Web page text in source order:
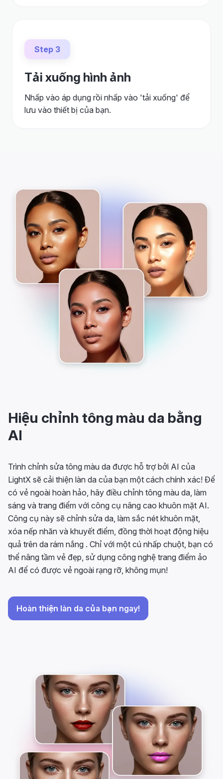
Step 3
Tải xuống hình ảnh
Nhấp vào áp dụng rồi nhấp vào 'tải xuống' để
lưu vào thiết bị của bạn.
Hiệu chỉnh tông màu da bằng
AI
Trình chỉnh sửa tông màu da được hỗ trợ bởi AI của
LightX sẽ cải thiện làn da của bạn một cách chính xác! Để
có vẻ ngoài hoàn hảo, hãy điều chỉnh tông màu da, làm
sáng và trang điểm với công cụ nâng cao khuôn mặt AI.
Công cụ này sẽ chỉnh sửa da, làm sắc nét khuôn mặt,
xóa nếp nhăn và khuyết điểm, đồng thời hoạt động hiệu
quả trên da rám nắng . Chỉ với một cú nhấp chuột, bạn có
thể nâng tầm vẻ đẹp, sử dụng công nghệ trang điểm ảo
AI để có được vẻ ngoài rạng rỡ, không mụn!
Hoàn thiện làn da của bạn ngay!